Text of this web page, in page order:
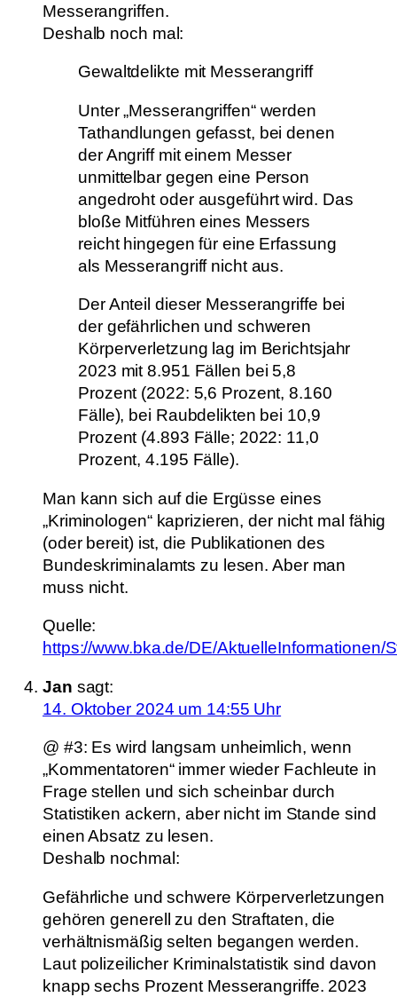
Messerangriffen.
Deshalb noch mal:
Gewaltdelikte mit Messerangriff
Unter „Messerangriffen“ werden
Tathandlungen gefasst, bei denen
der Angriff mit einem Messer
unmittelbar gegen eine Person
angedroht oder ausgeführt wird. Das
bloße Mitführen eines Messers
reicht hingegen für eine Erfassung
als Messerangriff nicht aus.
Der Anteil dieser Messerangriffe bei
der gefährlichen und schweren
Körperverletzung lag im Berichtsjahr
2023 mit 8.951 Fällen bei 5,8
Prozent (2022: 5,6 Prozent, 8.160
Fälle), bei Raubdelikten bei 10,9
Prozent (4.893 Fälle; 2022: 11,0
Prozent, 4.195 Fälle).
Man kann sich auf die Ergüsse eines
„Kriminologen“ kaprizieren, der nicht mal fähig
(oder bereit) ist, die Publikationen des
Bundeskriminalamts zu lesen. Aber man
muss nicht.
Quelle:
https://www.bka.de/DE/
Jan sagt:
14. Oktober 2024 um 14:55 Uhr
@ #3: Es wird langsam unheimlich, wenn
„Kommentatoren“ immer wieder Fachleute in
Frage stellen und sich scheinbar durch
Statistiken ackern, aber nicht im Stande sind
einen Absatz zu lesen.
Deshalb nochmal:
Gefährliche und schwere Körperverletzungen
gehören generell zu den Straftaten, die
verhältnismäßig selten begangen werden.
Laut polizeilicher Kriminalstatistik sind davon
knapp sechs Prozent Messerangriffe. 2023